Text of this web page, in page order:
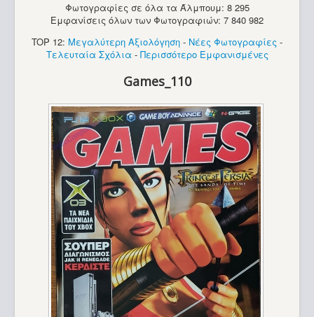
Φωτογραφίες σε όλα τα Άλμπουμ: 8 295
Εμφανίσεις όλων των Φωτογραφιών: 7 840 982
TOP 12: Μεγαλύτερη Αξιολόγηση - Νέες Φωτογραφίες -
Τελευταία Σχόλια - Περισσότερο Εμφανισμένες
Games_110